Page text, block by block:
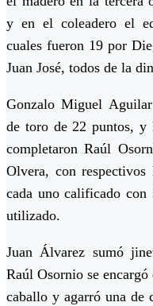
y en el coleadero el
cuales fueron 19 por
Juan José, todos de la
Gonzalo Miguel
de toro de 22 puntos, y
completaron Raúl
Olvera, con
cada uno calificado
utilizado.
Juan Álvarez sumó
Raúl Osornio se
caballo y agarró una de